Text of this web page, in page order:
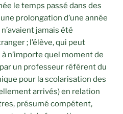
le temps passé dans des
prolongation d’une année
jamais été
; l’élève, qui peut
n’importe quel moment de
un professeur référent du
pour la scolarisation des
arrivés) en relation
présumé compétent,